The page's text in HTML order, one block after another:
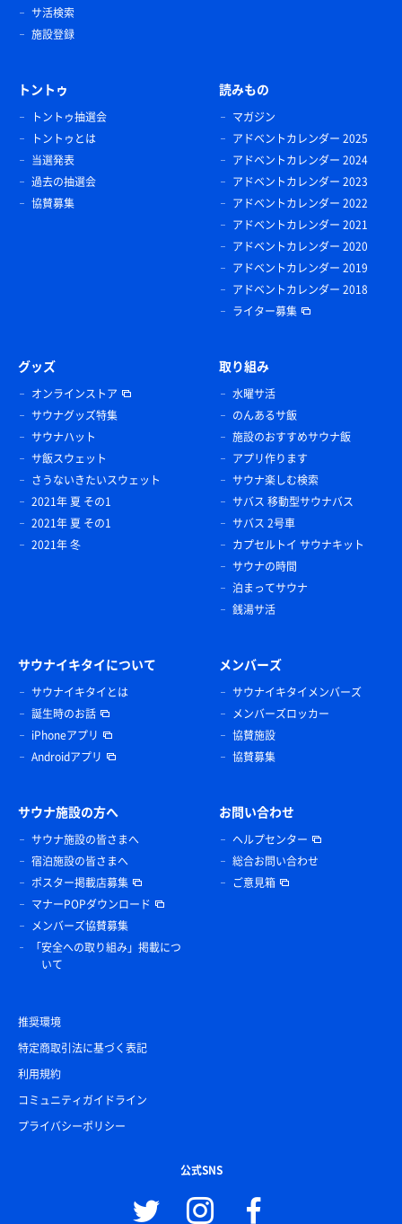
サ活検索
施設登録
トントゥ
トントゥ抽選会
トントゥとは
当選発表
過去の抽選会
協賛募集
読みもの
マガジン
アドベントカレンダー 2025
アドベントカレンダー 2024
アドベントカレンダー 2023
アドベントカレンダー 2022
アドベントカレンダー 2021
アドベントカレンダー 2020
アドベントカレンダー 2019
アドベントカレンダー 2018
ライター募集
グッズ
オンラインストア
サウナグッズ特集
サウナハット
サ飯スウェット
さうないきたいスウェット
2021年 夏 その1
2021年 夏 その1
2021年 冬
取り組み
水曜サ活
のんあるサ飯
施設のおすすめサウナ飯
アプリ作ります
サウナ楽しむ検索
サバス 移動型サウナバス
サバス 2号車
カプセルトイ サウナキット
サウナの時間
泊まってサウナ
銭湯サ活
サウナイキタイについて
サウナイキタイとは
誕生時のお話
iPhoneアプリ
Androidアプリ
メンバーズ
サウナイキタイメンバーズ
メンバーズロッカー
協賛施設
協賛募集
サウナ施設の方へ
サウナ施設の皆さまへ
宿泊施設の皆さまへ
ポスター掲載店募集
マナーPOPダウンロード
メンバーズ協賛募集
「安全への取り組み」掲載につ
いて
お問い合わせ
ヘルプセンター
総合お問い合わせ
ご意見箱
推奨環境
特定商取引法に基づく表記
利用規約
コミュニティガイドライン
プライバシーポリシー
公式SNS